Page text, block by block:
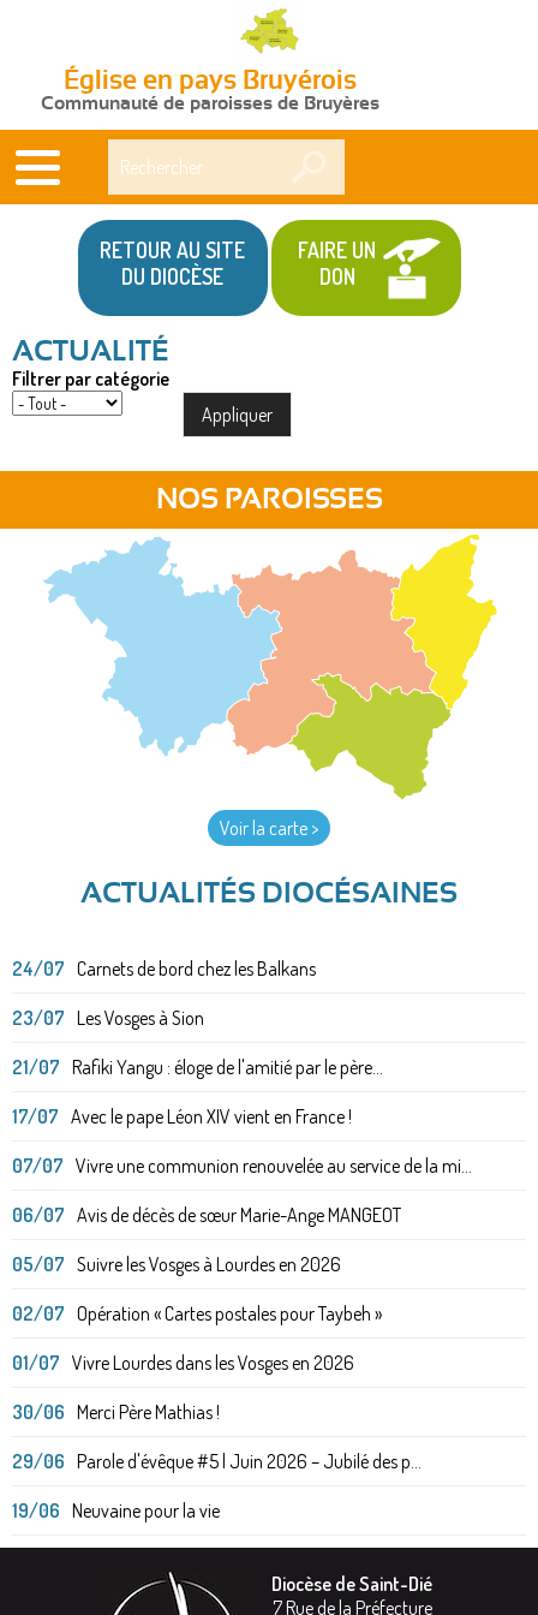
Église en pays Bruyérois
Communauté de paroisses de Bruyères
RETOUR AU SITE
DU DIOCÈSE
FAIRE UN
DON
Filtrer par catégorie
NOS PAROISSES
Voir la carte >
ACTUALITÉS DIOCÉSAINES
24/07 Carnets de bord chez les Balkans
23/07 Les Vosges à Sion
21/07 Rafiki Yangu : éloge de l'amitié par le père...
17/07 Avec le pape Léon XIV vient en France !
07/07 Vivre une communion renouvelée au service de la mi...
06/07 Avis de décès de sœur Marie-Ange MANGEOT
05/07 Suivre les Vosges à Lourdes en 2026
02/07 Opération « Cartes postales pour Taybeh »
01/07 Vivre Lourdes dans les Vosges en 2026
30/06 Merci Père Mathias !
29/06 Parole d'évêque #5 | Juin 2026 – Jubilé des p...
19/06 Neuvaine pour la vie
Diocèse de Saint-Dié
7 Rue de la Préfecture